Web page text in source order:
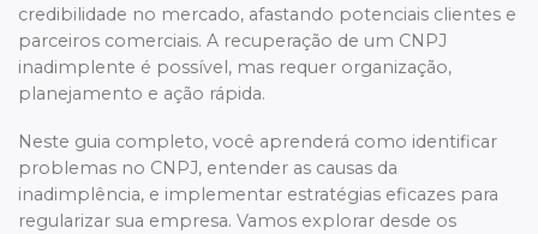
credibilidade no mercado, afastando potenciais clientes e
parceiros comerciais. A recuperação de um CNPJ
inadimplente é possível, mas requer organização,
planejamento e ação rápida.
Neste guia completo, você aprenderá como identificar
problemas no CNPJ, entender as causas da
inadimplência, e implementar estratégias eficazes para
regularizar sua empresa. Vamos explorar desde os